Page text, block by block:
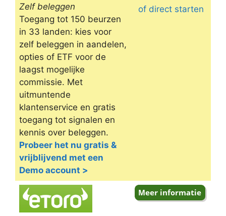
Zelf beleggen
Toegang tot 150 beurzen
in 33 landen: kies voor
zelf beleggen in aandelen,
opties of ETF voor de
laagst mogelijke
commissie. Met
uitmuntende
klantenservice en gratis
toegang tot signalen en
kennis over beleggen.
Probeer het nu gratis &
vrijblijvend met een
Demo account >
of direct starten